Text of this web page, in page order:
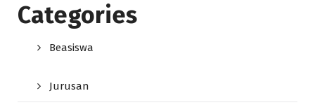
Categories
Beasiswa
Jurusan